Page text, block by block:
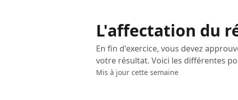
L'affectation du
En fin d'exercice, vous devez
votre résultat. Voici les différentes
Mis à jour cette semaine